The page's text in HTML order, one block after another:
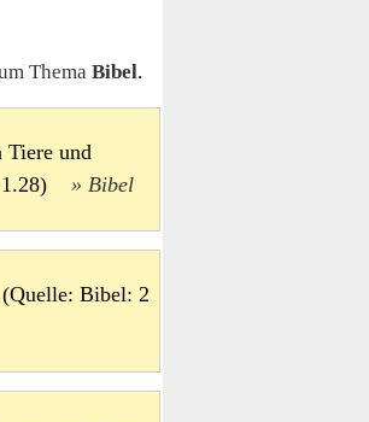
ThemaBibel.
Tiere und
1.28)
Bibel
Bibel: 2